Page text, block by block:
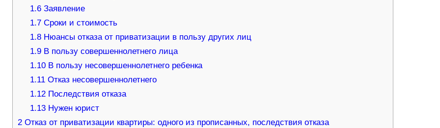
1.6 Заявление
1.7 Сроки и стоимость
1.8 Нюансы отказа от приватизации в пользу других лиц
1.9 В пользу совершеннолетнего лица
1.10 В пользу несовершеннолетнего ребенка
1.11 Отказ несовершеннолетнего
1.12 Последствия отказа
1.13 Нужен юрист
2Отказ от приватизации квартиры: одного из прописанных, последствия отказа